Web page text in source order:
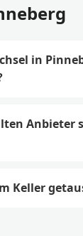
in
Anbieter
Keller